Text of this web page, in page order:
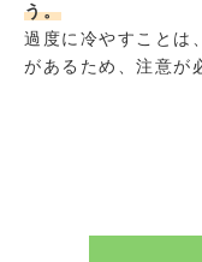
う。
過度に冷やすことは
があるため、注意が